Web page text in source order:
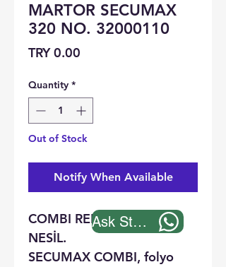
MARTOR SECUMAX
320 NO. 32000110
TRY 0.00
Quantity *
Out of Stock
Notify When Available
COMBI RELOADED. YENİ
NESİL.
SECUMAX COMBI, folyo
Ask Stock